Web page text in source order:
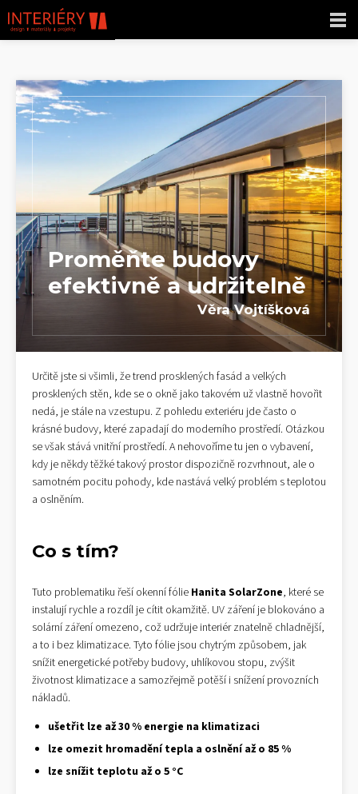
Proměňte budovy
efektivně a udržitelně
Věra Vojtíšková
Určitě jste si všimli, že trend prosklených fasád a velkých
prosklených stěn, kde se o okně jako takovém už vlastně hovořit
nedá, je stále na vzestupu. Z pohledu exteriéru jde často o
krásné budovy, které zapadají do moderního prostředí. Otázkou
se však stává vnitřní prostředí. A nehovoříme tu jen o vybavení,
kdy je někdy těžké takový prostor dispozičně rozvrhnout, ale o
samotném pocitu pohody, kde nastává velký problém s teplotou
a oslněním.
Co s tím?
Tuto problematiku řeší okenní fólie Hanita SolarZone, které se
instalují rychle a rozdíl je cítit okamžitě. UV záření je blokováno a
solární záření omezeno, což udržuje interiér znatelně chladnější,
a to i bez klimatizace. Tyto fólie jsou chytrým způsobem, jak
snížit energetické potřeby budovy, uhlíkovou stopu, zvýšit
životnost klimatizace a samozřejmě potěší i snížení provozních
nákladů.
ušetřit lze až 30 % energie na klimatizaci
lze omezit hromadění tepla a oslnění až o 85 %
lze snížit teplotu až o 5 °C